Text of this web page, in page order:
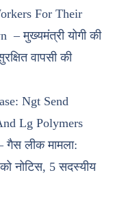
For Their
– मुख्यमंत्री योगी की
वापसी की
Ngt Send
Lg Polymers
गैस लीक मामला:
नोटिस, 5 सदस्यीय